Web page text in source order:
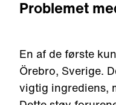
Problemet
En af de første
Örebro, Sverige.
vigtig ingrediens,